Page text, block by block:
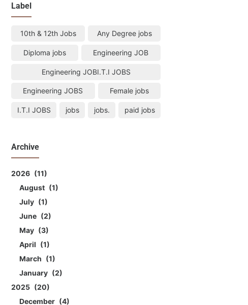
Label
10th & 12th Jobs Any Degree jobs
Diploma jobs Engineering JOB
Engineering JOBI.T.I JOBS
Engineering JOBS Female jobs
I.T.I JOBS jobs jobs. paid jobs
Archive
2026
11
August
1
July
1
June
2
May
3
April
1
March
1
January
2
2025
20
December
4